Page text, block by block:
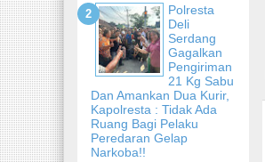
Polresta
Deli
Serdang
Gagalkan
Pengiriman
21 Kg Sabu
Dan Amankan Dua Kurir,
Kapolresta : Tidak Ada
Ruang Bagi Pelaku
Peredaran Gelap
Narkoba!!